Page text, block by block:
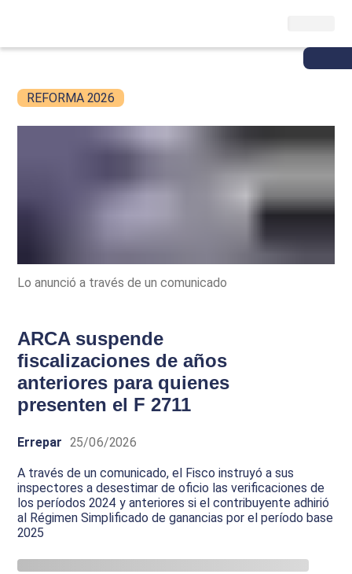
REFORMA 2026
Lo anunció a través de un comunicado
ARCA suspende
fiscalizaciones de años
anteriores para quienes
presenten el F 2711
Errepar 25/06/2026
A través de un comunicado, el Fisco instruyó a sus
inspectores a desestimar de oficio las verificaciones de
los períodos 2024 y anteriores si el contribuyente adhirió
al Régimen Simplificado de ganancias por el período base
2025